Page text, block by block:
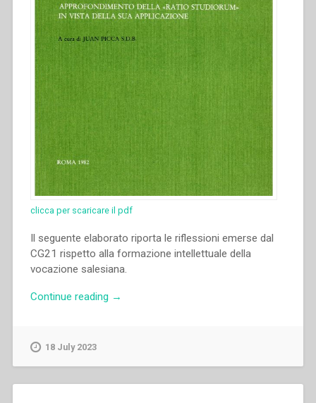
clicca per scaricare il pdf
Il seguente elaborato riporta le riflessioni emerse dal
CG21 rispetto alla formazione intellettuale della
vocazione salesiana.
Continue reading “Juan
→
18 July 2023